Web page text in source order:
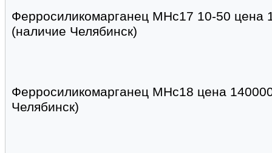
Ферросиликомарганец МНс17 10-50 цена
(наличие Челябинск)
Ферросиликомарганец МНс18 цена
Челябинск)